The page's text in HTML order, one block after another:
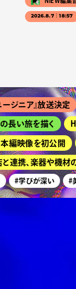
2026.8.7｜18:57
ニア』放送決定
長い旅を描く
編映像を初公開
連携、楽器や機材
#学びが深い #